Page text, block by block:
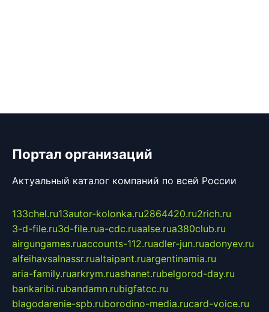
Портал организаций
Актуальный каталог компаний по всей России
133chel.ru13autor-kolonka.ru2864420.ru2rich.ru
3-d-file.ru3d-file.rua-cdc.ruaalse.rua380club.ru
airgungames.ruaccounts-112.ruadler-jun.ruadonyev.ru
alfeihavsalnassr.rualtaipant.ruargentinamia.ru
aria-family.ruarkrym.ruashanet.rubelgorod-day.ru
bankaribi.rubandamn.rubigfatcc.ru
blagodarenie-spb.ruborodino-media.rucard-voice.ru